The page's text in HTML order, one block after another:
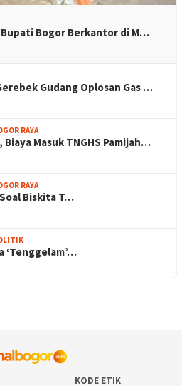
Bupati Bogor Berkantor di M…
Gudang Oplosan Gas …
RAYA
Biaya Masuk TNGHS Pamijah…
RAYA
Soal Biskita T…
‘Tenggelam’…
KODE ETIK